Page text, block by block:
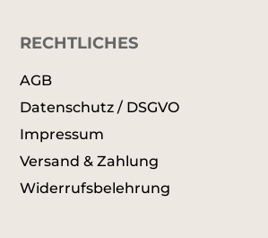
RECHTLICHES
AGB
Datenschutz / DSGVO
Impressum
Versand & Zahlung
Widerrufsbelehrung